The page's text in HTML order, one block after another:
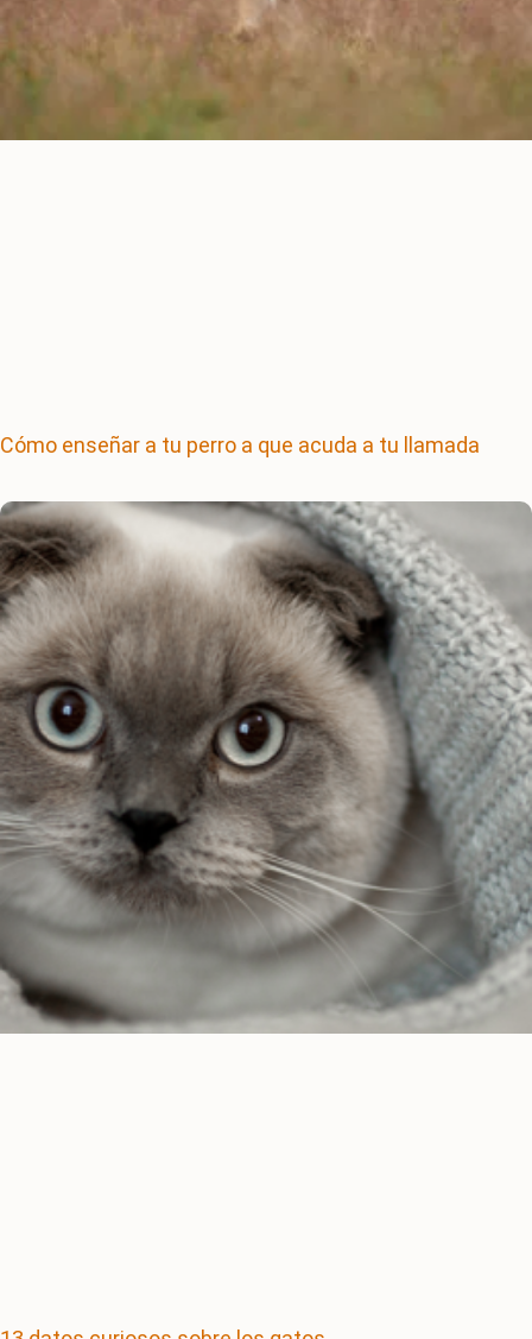
Cómo enseñar a tu perro a que acuda a tu llamada